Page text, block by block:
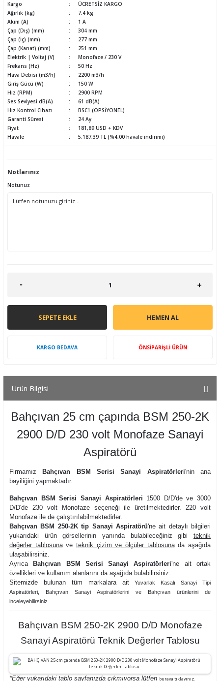
Kargo
ÜCRETSİZ KARGO
Ağırlık (kg)
7,4 kg
Akım (A)
1 A
Çap (Dış) (mm)
304 mm
Çap (İç) (mm)
277 mm
Çap (Kanat) (mm)
251 mm
Elektrik | Voltaj (V)
Monofaze / 230 V
Frekans (Hz)
50 Hz
Hava Debisi (m3/h)
2200 m3/h
Giriş Gücü (W)
150 W
Hız (RPM)
2900 RPM
Ses Seviyesi dB(A)
61 dB(A)
Hız Kontrol Cihazı
BSC1 (OPSİYONEL)
Garanti Süresi
24 Ay
Fiyat
181,89 USD + KDV
Havale
5.187,39 TL (%4,00 havale indirimi)
Notlarınız
Notunuz
SEPETE EKLE HEMEN AL
KARGO BEDAVA ÖNSİPARİŞLİ ÜRÜN
Ürün Bilgisi
Bahçıvan 25 cm çapında BSM 250-2K
2900 D/D 230 volt Monofaze Sanayi
Aspiratörü
Firmamız Bahçıvan BSM Serisi Sanayi Aspiratörleri'nin ana
bayiliğini yapmaktadır.
Bahçıvan BSM Serisi Sanayi Aspiratörleri 1500 D/D'de ve 3000
D/D'de 230 volt Monofaze seçeneği ile üretilmektedirler. 220 volt
Monofaze ile de çalıştırılabilmektedirler.
Bahçıvan BSM 250-2K tip Sanayi Aspiratörü'ne ait detaylı bilgileri
yukarıdaki ürün görsellerinin yanında bulabileceğiniz gibi teknik
değerler tablosunaveteknik çizim ve ölçüler tablosunada aşağıda
ulaşabilirsiniz.
Ayrıca
Bahçıvan BSM Serisi Sanayi Aspiratörleri'ne ait ortak
özellikleri ve kullanım alanlarını da aşağıda bulabilirsiniz.
Sitemizde bulunan tüm markalara aitYuvarlak Kasalı Sanayi Tipi
Aspiratörleri, Bahçıvan Sanayi Aspiratörlerini ve Bahçıvan ürünlerini de
inceleyebilirsiniz.
Bahçıvan BSM 250-2K 2900 D/D Monofaze
Sanayi Aspiratörü Teknik Değerler Tablosu
*Eğer yukarıdaki tablo sayfanızda çıkmıyorsa lütfen buraya tıklayınız.